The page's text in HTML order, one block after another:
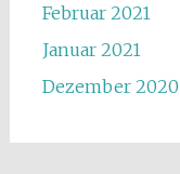
Februar 2021
Januar 2021
Dezember 2020